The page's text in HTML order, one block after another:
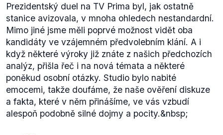
Prezidentský duel na TV Prima byl, jak ostatně
stanice avizovala, v mnoha ohledech nestandardní.
Mimo jiné jsme měli poprvé možnost vidět oba
kandidáty ve vzájemném předvolebním klání. A i
když některé výroky již znáte z našich předchozích
analýz, přišla řeč i na nová témata a některé
poněkud osobní otázky. Studio bylo nabité
emocemi, takže doufáme, že naše ověření diskuze
a fakta, které v něm přinášíme, ve vás vzbudí
alespoň podobně silné dojmy a pocity.&nbsp;